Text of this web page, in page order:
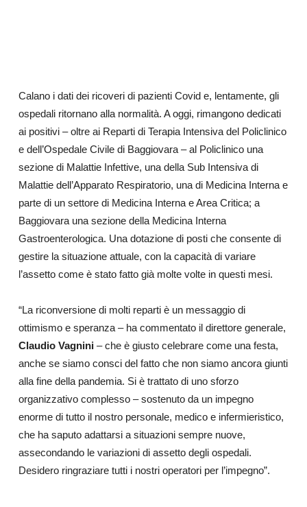
Calano i dati dei ricoveri di pazienti Covid e, lentamente, gli
ospedali ritornano alla normalità. A oggi, rimangono dedicati
ai positivi – oltre ai Reparti di Terapia Intensiva del Policlinico
e dell’Ospedale Civile di Baggiovara – al Policlinico una
sezione di Malattie Infettive, una della Sub Intensiva di
Malattie dell’Apparato Respiratorio, una di Medicina Interna e
parte di un settore di Medicina Interna e Area Critica; a
Baggiovara una sezione della Medicina Interna
Gastroenterologica. Una dotazione di posti che consente di
gestire la situazione attuale, con la capacità di variare
l’assetto come è stato fatto già molte volte in questi mesi.
“La riconversione di molti reparti è un messaggio di
ottimismo e speranza – ha commentato il direttore generale,
Claudio Vagnini– che è giusto celebrare come una festa,
anche se siamo consci del fatto che non siamo ancora giunti
alla fine della pandemia. Si è trattato di uno sforzo
organizzativo complesso – sostenuto da un impegno
enorme di tutto il nostro personale, medico e infermieristico,
che ha saputo adattarsi a situazioni sempre nuove,
assecondando le variazioni di assetto degli ospedali.
Desidero ringraziare tutti i nostri operatori per l’impegno”.